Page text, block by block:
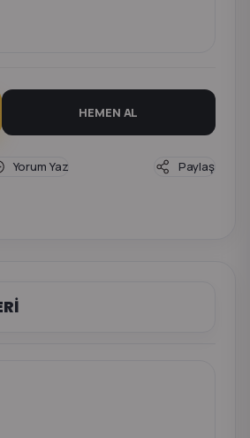
HEMEN AL
Yorum Yaz Paylaş